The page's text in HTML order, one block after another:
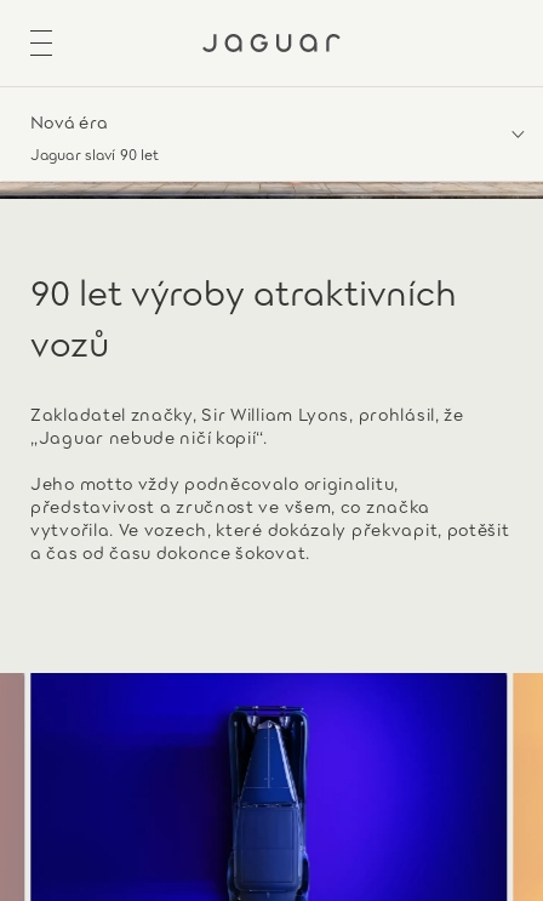
Nová éra
Jaguar slaví 90 let
90 let výroby atraktivních
vozů
Zakladatel značky, Sir William Lyons, prohlásil, že
„Jaguar nebude ničí kopií“.
Jeho motto vždy podněcovalo originalitu,
představivost a zručnost ve všem, co značka
vytvořila. Ve vozech, které dokázaly překvapit, potěšit
a čas od času dokonce šokovat.